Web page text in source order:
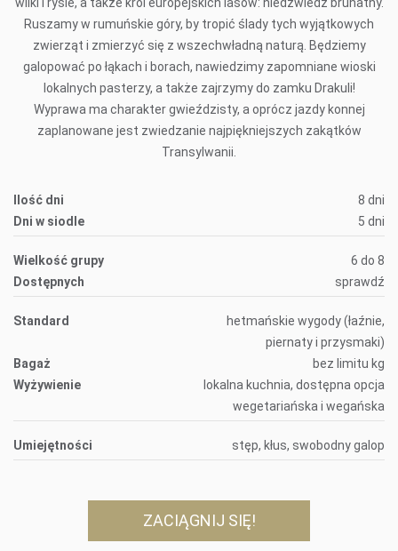
Ruszamy w rumuńskie góry, by tropić ślady tych wyjątkowych
zwierząt i zmierzyć się z wszechwładną naturą. Będziemy
galopować po łąkach i borach, nawiedzimy zapomniane wioski
lokalnych pasterzy, a także zajrzymy do zamku Drakuli!
Wyprawa ma charakter gwieździsty, a oprócz jazdy konnej
zaplanowane jest zwiedzanie najpiękniejszych zakątków
Transylwanii.
Ilość dni
8 dni
Dni w siodle
5 dni
Wielkość grupy
6 do 8
Dostępnych
sprawdź
Standard
hetmańskie wygody (łaźnie,
piernaty i przysmaki)
Bagaż
bez limitu kg
Wyżywienie
lokalna kuchnia, dostępna opcja
wegetariańska i wegańska
Umiejętności stęp, kłus, swobodny galop
ZACIĄGNIJ SIĘ!